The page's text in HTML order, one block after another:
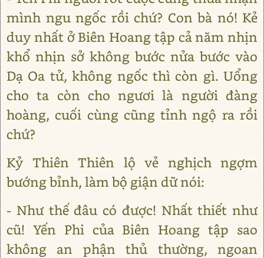
mình ngu ngốc rồi chứ? Con bà nó! Kẻ
duy nhất ở Biên Hoang tập cả năm nhịn
khổ nhịn sở không bước nửa bước vào
Dạ Oa tử, không ngốc thì còn gì. Uổng
cho ta còn cho ngươi là người đàng
hoàng, cuối cùng cũng tỉnh ngộ ra rồi
chứ?
Kỷ Thiên Thiên lộ vẻ nghịch ngợm
bướng bỉnh, làm bộ giận dữ nói:
- Như thế đâu có được! Nhất thiết như
cũ! Yến Phi của Biên Hoang tập sao
không an phận thủ thường, ngoan